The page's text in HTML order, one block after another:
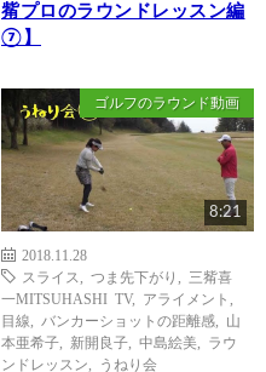
觜プロのラウンドレッスン編
⑦】
ゴルフのラウンド動画
8:21
2018.11.28
スライス
つま先下がり
三觜喜
一MITSUHASHI TV, アライメント
目線
バンカーショットの距離感
山
本亜希子
新開良子 中島絵美
ラウ
ンドレッスン
うねり会